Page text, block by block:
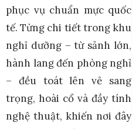
phục vụ chuẩn mực quốc
tế. Từng chi tiết trong khu
nghỉ dưỡng – từ sảnh lớn,
hành lang đến phòng nghỉ
– đều toát lên vẻ sang
trọng, hoài cổ và đầy tính
nghệ thuật, khiến nơi đây